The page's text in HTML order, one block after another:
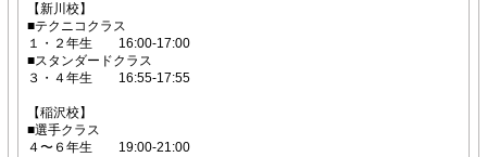
【新川校】
■テクニコクラス
１・２年生 16:00-17:00
■スタンダードクラス
３・４年生 16:55-17:55
【稲沢校】
■選手クラス
４〜６年生 19:00-21:00